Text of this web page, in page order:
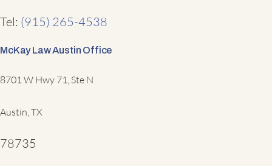
Tel: (915) 265-4538
McKay Law Austin Office
8701 W Hwy 71, Ste N
Austin, TX
78735